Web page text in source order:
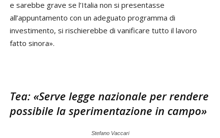
e sarebbe grave se l’Italia non si presentasse
all’appuntamento con un adeguato programma di
investimento, si rischierebbe di vanificare tutto il lavoro
fatto sinora».
Tea: «Serve legge nazionale per rendere
possibile la sperimentazione in campo»
Stefano Vaccari